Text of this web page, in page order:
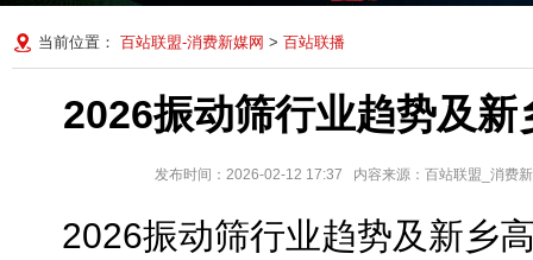
当前位置： 百站联盟-消费新媒网 > 百站联播
2026振动筛行业趋势及
发布时间：2026-02-12 17:37 内容来源：百站联盟_消费
2026振动筛行业趋势及新乡